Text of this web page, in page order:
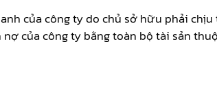
của công ty do chủ sở hữu phải chịu
của công ty bằng toàn bộ tài sản